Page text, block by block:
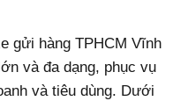
gửi hàng TPHCM Vĩnh
và đa dạng, phục vụ
và tiêu dùng. Dưới